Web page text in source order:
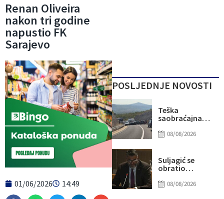
Renan Oliveira
nakon tri godine
napustio FK
Sarajevo
01/06/2026 14:49
POSLJEDNJE NOVOSTI
Teška
saobraćajna
Stoca: Više
saobraćaj
potpuno
obustavljen
08/08/2026
Suljagić se
obratio
senatorima i
08/08/2026